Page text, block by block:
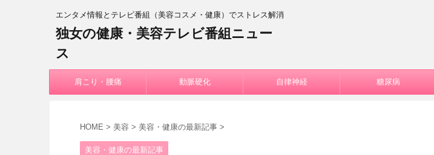
エンタメ情報とテレビ番組（美容コスメ・健康）でストレス解消
独女の健康・美容テレビ番組ニュー
ス
肩こり・腰痛 動脈硬化 自律神経 糖尿病
HOME > 美容 > 美容・健康の最新記事 >
美容・健康の最新記事